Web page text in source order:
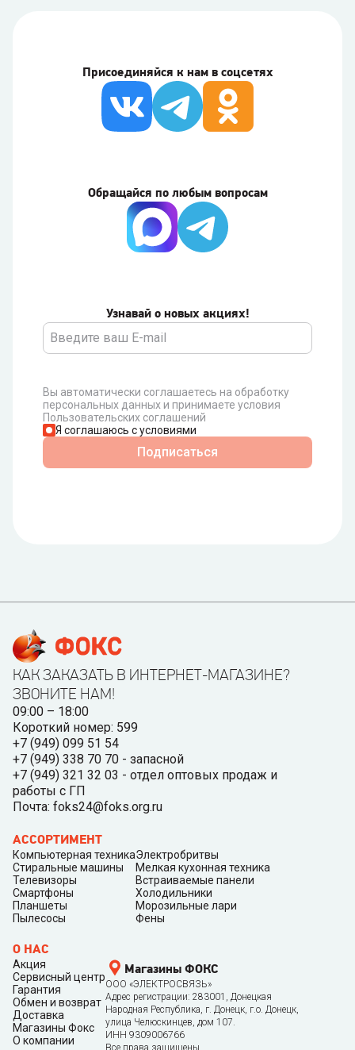
Присоединяйся к нам в соцсетях
Узнавай о новых акциях!
Вы автоматически соглашаетесь на обработку
персональных данных и принимаете условия
Пользовательских соглашений
Я соглашаюсь с условиями
Подписаться
Обращайся по любым вопросам
КАК ЗАКАЗАТЬ В ИНТЕРНЕТ-МАГАЗИНЕ?
ЗВОНИТЕ НАМ!
09:00 – 18:00
Короткий номер: 599
+7 (949) 099 51 54
+7 (949) 338 70 70 - запасной
+7 (949) 321 32 03 - отдел оптовых продаж и
работы с ГП
Почта: foks24@foks.org.ru
АССОРТИМЕНТ
Компьютерная техника
Стиральные машины
Телевизоры
Смартфоны
Планшеты
Пылесосы
Электробритвы
Мелкая кухонная техника
Встраиваемые панели
Холодильники
Морозильные лари
Фены
О НАС
Акция
Сервисный центр
Гарантия
Обмен и возврат
Доставка
Магазины Фокс
О компании
Магазины ФОКС
ООО «ЭЛЕКТРОСВЯЗЬ»
Адрес регистрации: 283001, Донецкая
Народная Республика, г. Донецк, г.о. Донецк,
улица Челюскинцев, дом 107.
ИНН 9309006766
Все права защищены.